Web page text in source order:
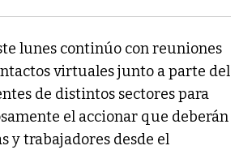
lunes continúo con reuniones
virtuales junto a parte del
de distintos sectores para
el accionar que deberán
y trabajadores desde el